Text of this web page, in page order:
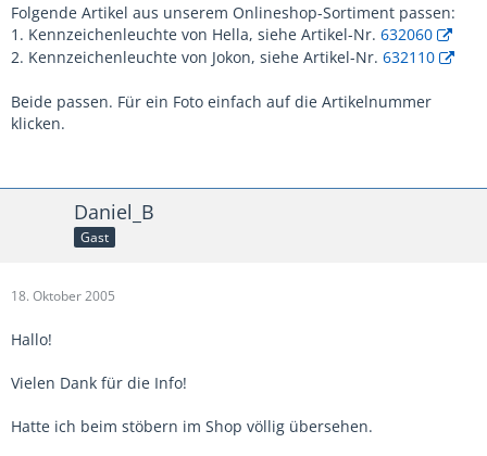
Folgende Artikel aus unserem Onlineshop-Sortiment passen:
1. Kennzeichenleuchte von Hella, siehe Artikel-Nr. 632060
2. Kennzeichenleuchte von Jokon, siehe Artikel-Nr. 632110
Beide passen. Für ein Foto einfach auf die Artikelnummer
klicken.
Daniel_B
Gast
18. Oktober 2005
Hallo!
Vielen Dank für die Info!
Hatte ich beim stöbern im Shop völlig übersehen.